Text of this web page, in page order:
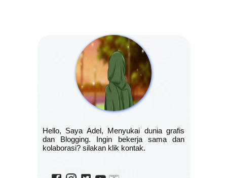
Hello, Saya Adel, Menyukai dunia grafis
dan Blogging. Ingin bekerja sama dan
kolaborasi? silakan klik kontak.